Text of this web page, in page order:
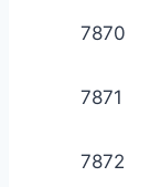
7870
7871
7872